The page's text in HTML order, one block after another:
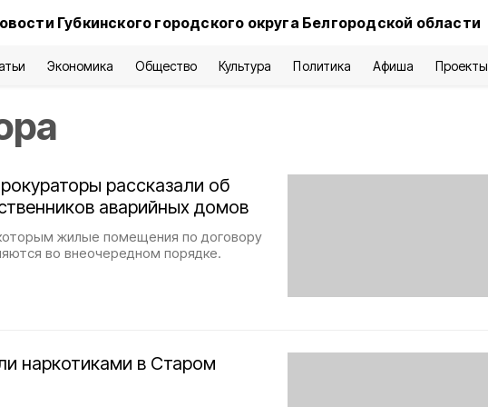
Губкинского городского округа Белгородской области
Экономика Общество Культура Политика Афиша Проекты
рассказали об
аварийных домов
жилые помещения по договору
во внеочередном порядке.
наркотиками в Старом